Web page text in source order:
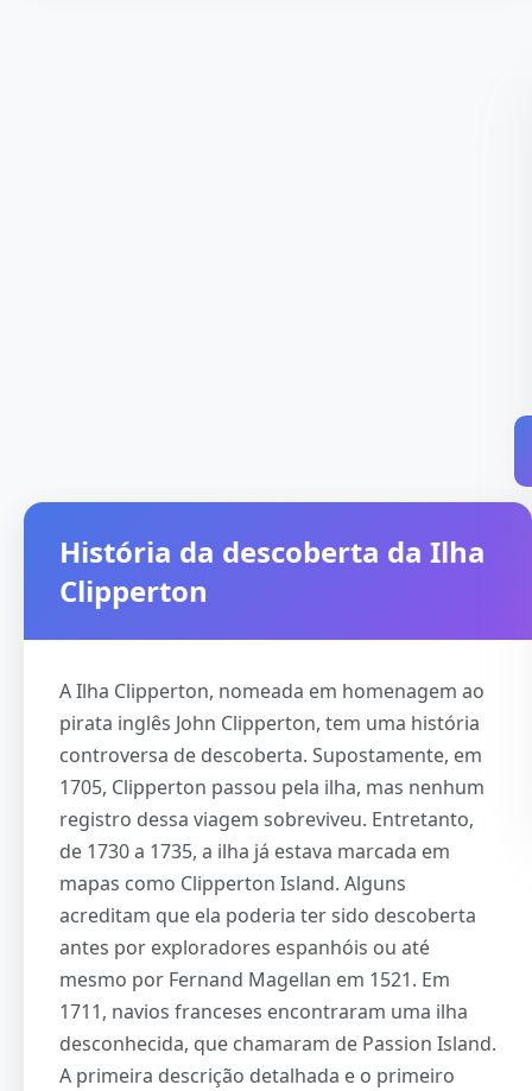
História da descoberta da Ilha
Clipperton
A Ilha Clipperton, nomeada em homenagem ao
pirata inglês John Clipperton, tem uma história
controversa de descoberta. Supostamente, em
1705, Clipperton passou pela ilha, mas nenhum
registro dessa viagem sobreviveu. Entretanto,
de 1730 a 1735, a ilha já estava marcada em
mapas como Clipperton Island. Alguns
acreditam que ela poderia ter sido descoberta
antes por exploradores espanhóis ou até
mesmo por Fernand Magellan em 1521. Em
1711, navios franceses encontraram uma ilha
desconhecida, que chamaram de Passion Island.
A primeira descrição detalhada e o primeiro